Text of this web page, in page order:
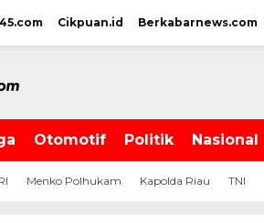
Cikpuan.id Berkabarnews.com
Otomotif Politik Nasional
Menko Polhukam Kapolda Riau TNI